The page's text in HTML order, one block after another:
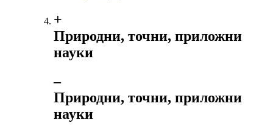
+
Природни, точни, приложни
науки
‒
Природни, точни, приложни
науки